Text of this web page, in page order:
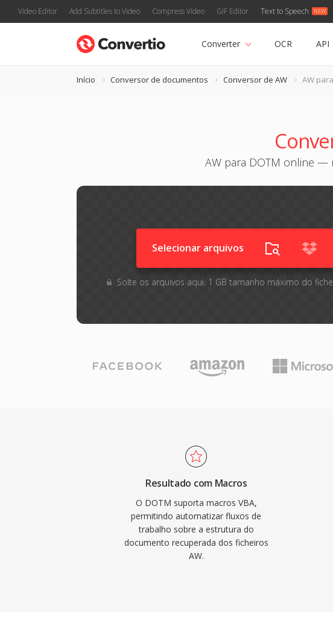
Video Editor Add Subtitles to Video Compress Video GIF Editor Text to Speech
Converter OCR API
Início Conversor de documentos Conversor de AW AW
AW para DOTM online —
Selecionar arquivos
Solte os arquivos aqui. 1 GB tamanho máximo do
Resultado com Macros
O DOTM suporta macros VBA,
permitindo automatizar fluxos de
trabalho sobre a estrutura do
documento recuperada dos ficheiros
AW.